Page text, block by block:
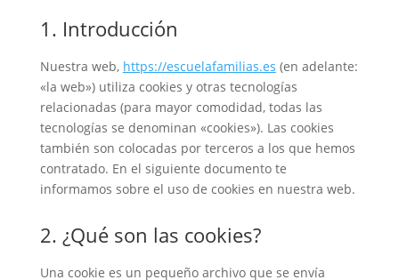
1. Introducción
Nuestra web, https://escuelafamilias.es (en adelante:
«la web») utiliza cookies y otras tecnologías
relacionadas (para mayor comodidad, todas las
tecnologías se denominan «cookies»). Las cookies
también son colocadas por terceros a los que hemos
contratado. En el siguiente documento te
informamos sobre el uso de cookies en nuestra web.
2. ¿Qué son las cookies?
Una cookie es un pequeño archivo que se envía